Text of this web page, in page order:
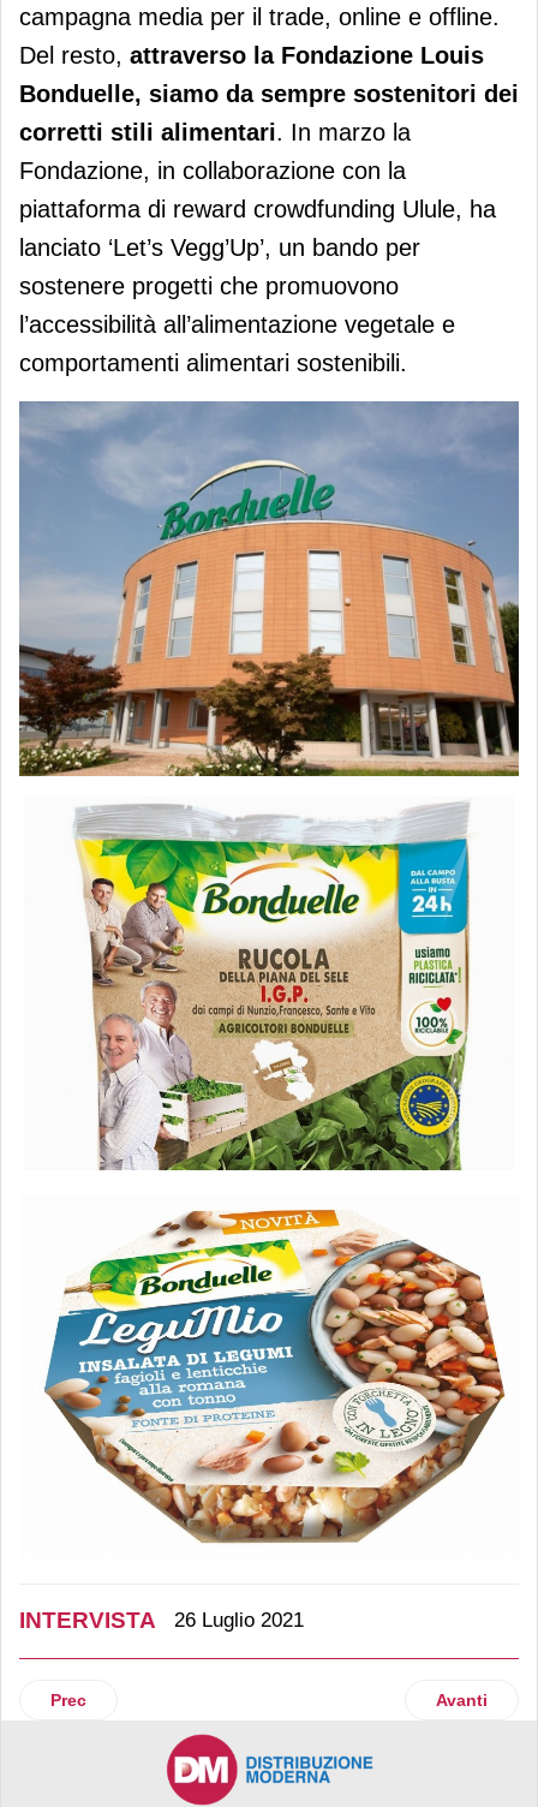
campagna media per il trade, online e offline.
Del resto, attraverso la Fondazione Louis
Bonduelle, siamo da sempre sostenitori dei
corretti stili alimentari. In marzo la
Fondazione, in collaborazione con la
piattaforma di reward crowdfunding Ulule, ha
lanciato ‘Let’s Vegg’Up’, un bando per
sostenere progetti che promuovono
l’accessibilità all’alimentazione vegetale e
comportamenti alimentari sostenibili.
INTERVISTA 26 Luglio 2021
Articolo precedente: Pac 2000A, le misure di un leader
Prec Articolo
Avanti